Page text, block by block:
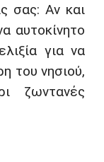
σας: Αν και
αυτοκίνητο
για να
του νησιού,
ζωντανές